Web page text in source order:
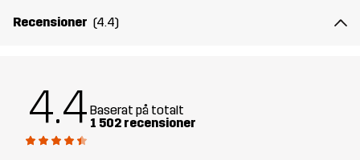
VANDRING
Recensioner (4.4)
4.4 Baserat på totalt
1 502 recensioner